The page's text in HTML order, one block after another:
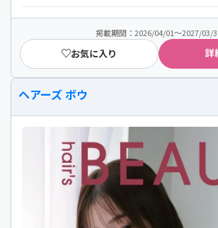
掲載期間：2026/04/01～2027/03/
お気に入り 詳
ヘアーズ ボウ